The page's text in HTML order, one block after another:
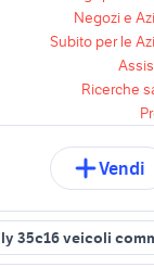
Negozi e
Subito per le
Ricerche
Vendi
35c16 veicoli